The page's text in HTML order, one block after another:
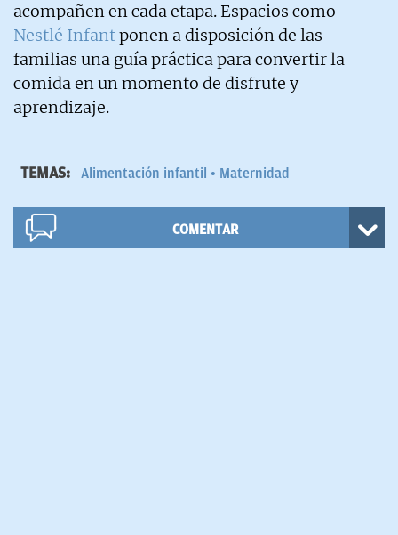
acompañen en cada etapa. Espacios como
Nestlé Infantponen a disposición de las
familias una guía práctica para convertir la
comida en un momento de disfrute y
aprendizaje.
TEMAS: Alimentación infantil Maternidad
COMENTAR